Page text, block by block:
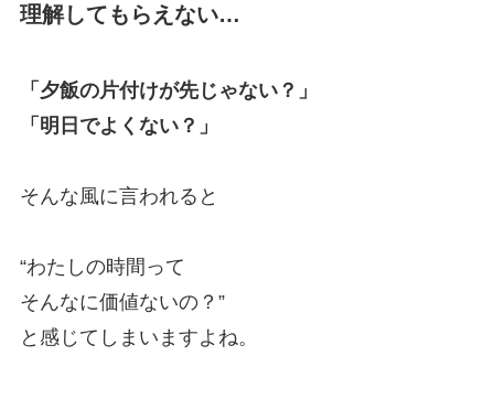
理解してもらえない…
「夕飯の片付けが先じゃない？」
「明日でよくない？」
そんな風に言われると
“わたしの時間って
そんなに価値ないの？”
と感じてしまいますよね。